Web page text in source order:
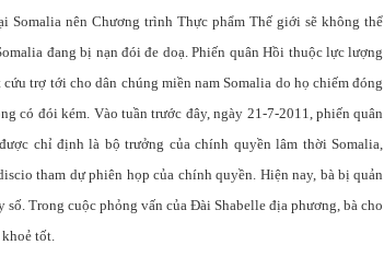
Somalia nên Chương trình Thực phẩm Thế giới sẽ không thể
đang bị nạn đói đe doạ. Phiến quân Hồi thuộc lực lượng
trợ tới cho dân chúng miền nam Somalia do họ chiếm đóng
có đói kém. Vào tuần trước đây, ngày 21-7-2011, phiến quân
chỉ định là bộ trưởng của chính quyền lâm thời Somalia,
tham dự phiên họp của chính quyền. Hiện nay, bà bị quản
Trong cuộc phỏng vấn của Đài Shabelle địa phương, bà cho
tốt.